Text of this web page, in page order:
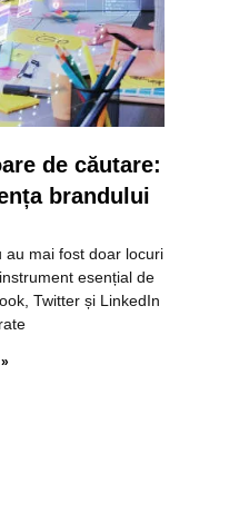
de căutare:
brandului
au mai fost doar locuri
esențial de
Twitter și LinkedIn